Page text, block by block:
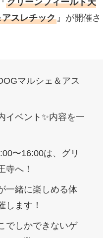
グリーンフィールド天
スレチック』が開催さ
マルシェ＆アス
イベント✨️内容を一
〜16:00は、グリ
寺へ！
一緒に楽しめる体
します！
でしかできないゲ